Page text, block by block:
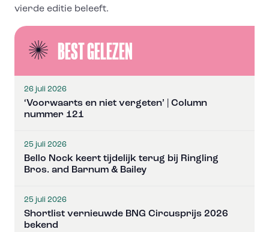
vierde editie beleeft.
BEST GELEZEN
26 juli 2026
‘Voorwaarts en niet vergeten’ | Column
nummer 121
25 juli 2026
Bello Nock keert tijdelijk terug bij Ringling
Bros. and Barnum & Bailey
25 juli 2026
Shortlist vernieuwde BNG Circusprijs 2026
bekend